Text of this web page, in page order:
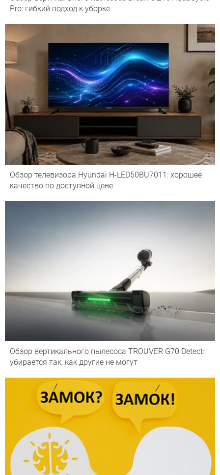
Pro: гибкий подход к уборке
Обзор телевизора Hyundai H-LED50BU7011: хорошее
качество по доступной цене
Обзор вертикального пылесоса TROUVER G70 Detect:
убирается так, как другие не могут